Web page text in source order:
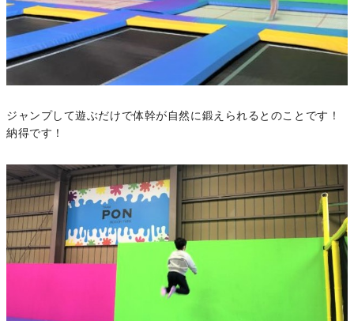
ジャンプして遊ぶだけで体幹が自然に鍛えられるとのことです！
納得です！